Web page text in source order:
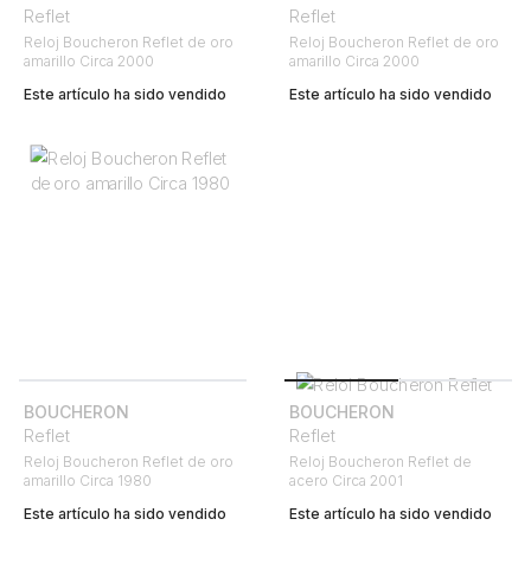
Reflet
Reloj Boucheron Reflet de oro
amarillo Circa 2000
Este artículo ha sido vendido
Reflet
Reloj Boucheron Reflet de oro
amarillo Circa 2000
Este artículo ha sido vendido
BOUCHERON
Reflet
Reloj Boucheron Reflet de oro
amarillo Circa 1980
Este artículo ha sido vendido
BOUCHERON
Reflet
Reloj Boucheron Reflet de
acero Circa 2001
Este artículo ha sido vendido